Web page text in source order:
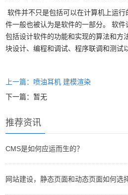
软件并不只是包括可以在计算机上运
件一般也被认为是软件的一部分。 软件
包括设计软件的功能和实现的算法和方
块设计、编程和调试、程序联调和测试
上一篇：喷油耳机 建模渲染
下一篇：暂无
推荐资讯
CMS是如何应运而生的？
网站建设，静态页面和动态页面如何选